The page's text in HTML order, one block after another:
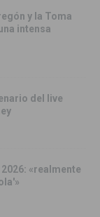
y la Toma
intensa
del live
«realmente